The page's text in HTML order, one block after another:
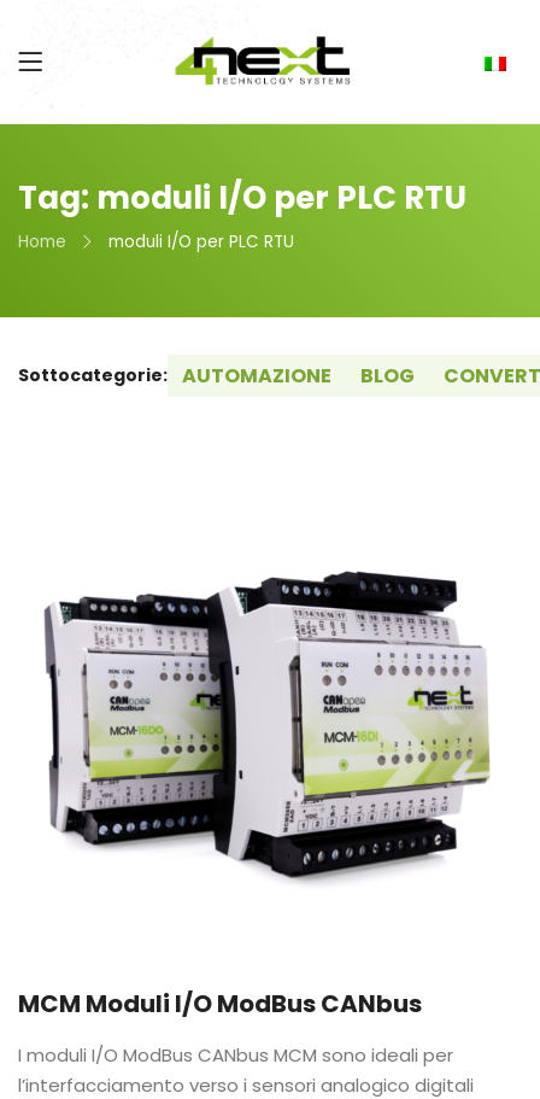
Tag: moduli I/O per PLC RTU
Home moduli I/O per PLC RTU
Sottocategorie: AUTOMAZIONE BLOG
MCM Moduli I/O ModBus CANbus
I moduli I/O ModBus CANbus MCM sono ideali per
l’interfacciamento verso i sensori analogico digitali